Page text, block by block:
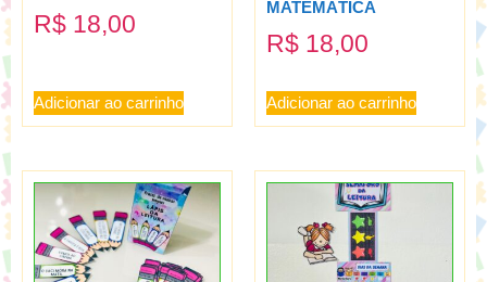
R$ 18,00
Adicionar ao carrinho
MATEMÁTICA
R$ 18,00
Adicionar ao carrinho